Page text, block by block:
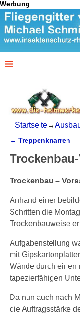
Werbung
Startseite→
← Treppenknarren
Trockenbau –
Anhand einer
Schritten die
Trockenbauweise
Aufgabenstellung
mit
Wände durch einen
tapezierfähigen
Da nun auch nach
die Auftragsstärke